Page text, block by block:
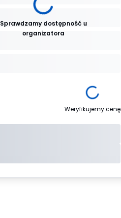
Sprawdzamy dostępność u
organizatora
Weryfikujemy cenę